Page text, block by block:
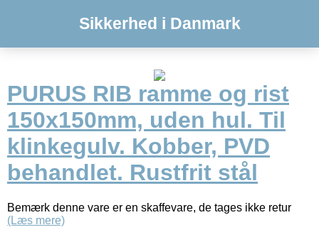
Sikkerhed i Danmark
PURUS RIB ramme og rist
150x150mm, uden hul. Til
klinkegulv. Kobber, PVD
behandlet. Rustfrit stål
Bemærk denne vare er en skaffevare, de tages ikke retur
(Læs mere)